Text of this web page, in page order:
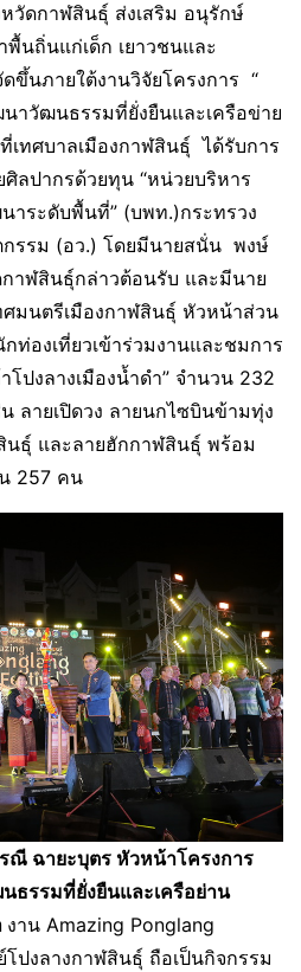
วัดกาฬสินธุ์ ส่งเสริม อนุรักษ์
ถิ่นแก่เด็ก เยาวชนและ
นภายใต้งานวิจัยโครงการ “
าวัฒนธรรมที่ยั่งยืนและเครือข่าย
ทศบาลเมืองกาฬสินธุ์ ได้รับการ
ลปากรด้วยทุน “หน่วยบริหาร
าระดับพื้นที่” (บพท.)กระทรวง
กรรม (อว.) โดยมีนายสนั่น พงษ์
าฬสินธุ์กล่าวต้อนรับ และมีนาย
มนตรีเมืองกาฬสินธุ์ หัวหน้าส่วน
ท่องเที่ยวเข้าร่วมงานและชมการ
โปงลางเมืองน้ำดำ” จำนวน 232
ลายเปิดวง ลายนกไซบินข้ามทุ่ง
นธุ์ และลายฮักกาฬสินธุ์ พร้อม
257 คน
ณี ฉายะบุตร หัวหน้าโครงการ
รรมที่ยั่งยืนและเครือย่าน
งาน Amazing Ponglang
ปงลางกาฬสินธุ์ ถือเป็นกิจกรรม